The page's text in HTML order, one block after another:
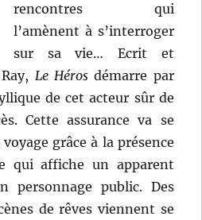
rencontres qui
l’amènent à s’interroger
sur sa vie… Ecrit et
Le Héros démarre par
de cet acteur sûr de
Cette assurance va se
grâce à la présence
qui affiche un apparent
personnage public. Des
de rêves viennent se